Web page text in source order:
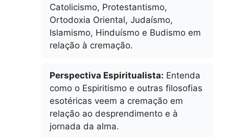
Catolicismo, Protestantismo,
Ortodoxia Oriental, Judaísmo,
Islamismo, Hinduísmo e Budismo em
relação à cremação.
Perspectiva Espiritualista: Entenda
como o Espiritismo e outras filosofias
esotéricas veem a cremação em
relação ao desprendimento e à
jornada da alma.